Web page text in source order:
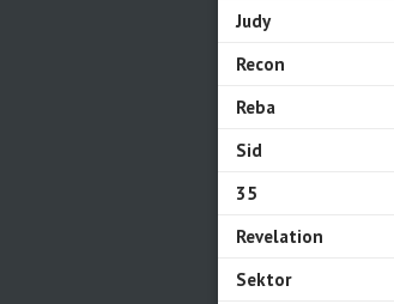
Judy
Recon
Reba
Sid
35
Revelation
Sektor